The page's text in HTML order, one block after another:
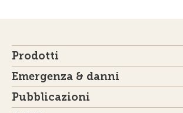
Prodotti
Emergenza & danni
Pubblicazioni